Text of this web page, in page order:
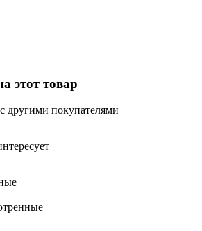
этот товар
другими покупателями